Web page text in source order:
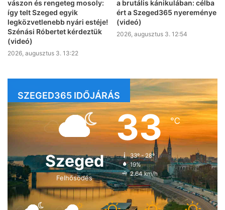
vászon és rengeteg mosoly:
így telt Szeged egyik
legközvetlenebb nyári estéje!
Szénási Róbertet kérdeztük
(videó)
2026, augusztus 3. 13:22
a brutális kánikulában: célba
ért a Szeged365 nyereménye
(videó)
2026, augusztus 3. 12:54
SZEGED365 IDŐJÁRÁS
Szeged
Felhősödés
33℃
33º - 28º
19%
2.64 km/h